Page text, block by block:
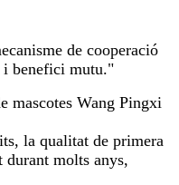
de cooperació
i benefici mutu."
mascotes Wang Pingxi
la qualitat de primera
durant molts anys,